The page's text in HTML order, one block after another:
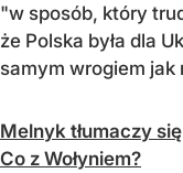
"w sposób, który
że Polska była dla
samym wrogiem jak
Melnyk tłumaczy
Co z Wołyniem?